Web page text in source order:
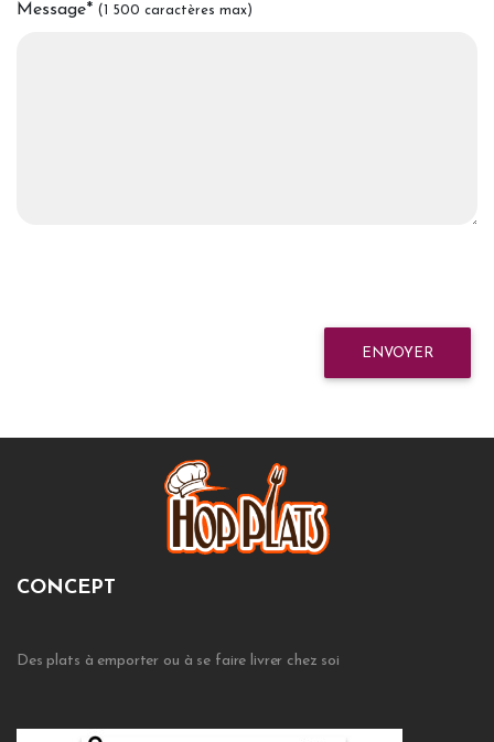
Message* (1 500 caractères max)
ENVOYER
CONCEPT
Des plats à emporter ou à se faire livrer chez soi